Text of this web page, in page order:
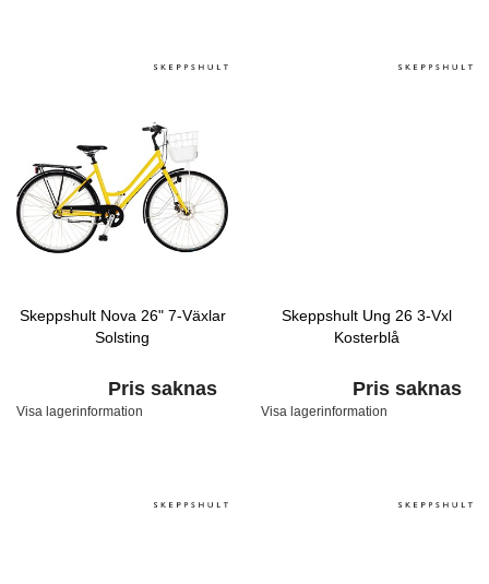
Skeppshult Nova 26" 7-Växlar
Solsting
Pris saknas
Visa lagerinformation
Skeppshult Ung 26 3-Vxl
Kosterblå
Pris saknas
Visa lagerinformation